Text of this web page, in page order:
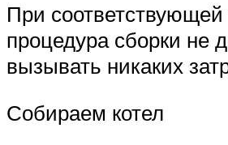
При соответствующей
процедура сборки не
вызывать никаких
Собираем котел